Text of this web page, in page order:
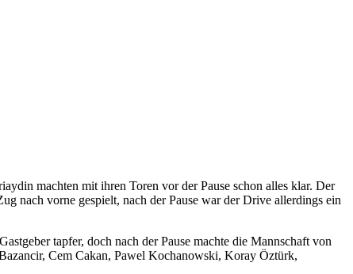
machten mit ihren Toren vor der Pause schon alles klar. Der
nach vorne gespielt, nach der Pause war der Drive allerdings ein
tapfer, doch nach der Pause machte die Mannschaft von
Cem Cakan, Pawel Kochanowski, Koray Öztürk,